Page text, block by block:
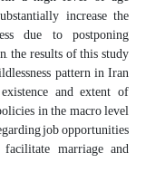
increase the
due to postponing
the results of this study
pattern in Iran
and extent of
in the macro level
job opportunities
marriage and